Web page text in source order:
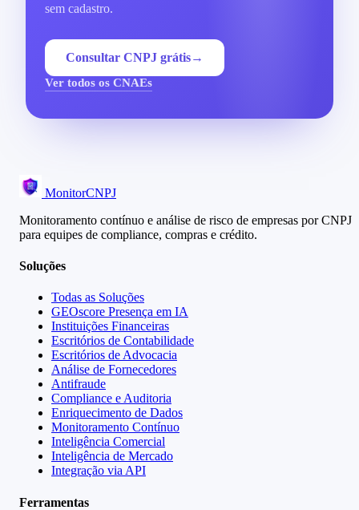
sem cadastro.
Consultar CNPJ grátis→
Ver todos os CNAEs
MonitorCNPJ
Monitoramento contínuo e análise de risco de empresas por CNPJ
para equipes de compliance, compras e crédito.
Soluções
Todas as Soluções
GEOscore Presença em IA
Instituições Financeiras
Escritórios de Contabilidade
Escritórios de Advocacia
Análise de Fornecedores
Antifraude
Compliance e Auditoria
Enriquecimento de Dados
Monitoramento Contínuo
Inteligência Comercial
Inteligência de Mercado
Integração via API
Ferramentas